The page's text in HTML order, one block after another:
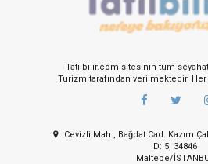
Tatilbilir.com sitesinin tüm
Turizm tarafından verilmektedir. Her
Cevizli Mah., Bağdat Cad. Kazım
D: 5, 34846
Maltepe/